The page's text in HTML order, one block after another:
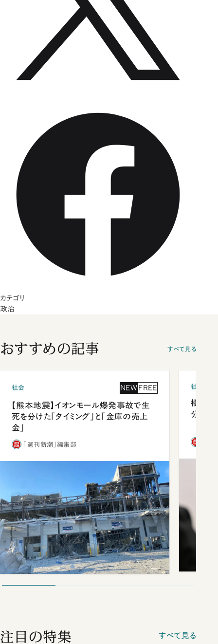
カテゴリ
政治
おすすめの記事 すべて見る
社会 NEW FREE
【熊本地震】イオンモール爆発事故で生
死を分けた「タイミング」と「金庫の売上
金」
「週刊新潮」編集部
社会
橋本愛
分 佐
注目の特集 すべて見る